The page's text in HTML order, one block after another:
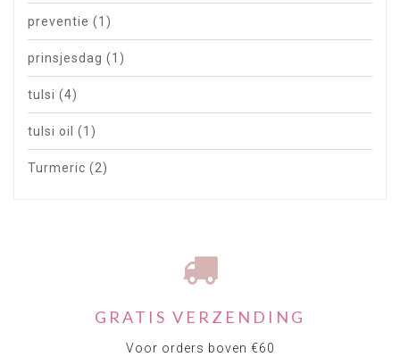
preventie (1)
prinsjesdag (1)
tulsi (4)
tulsi oil (1)
Turmeric (2)
GRATIS VERZENDING
Voor orders boven €60